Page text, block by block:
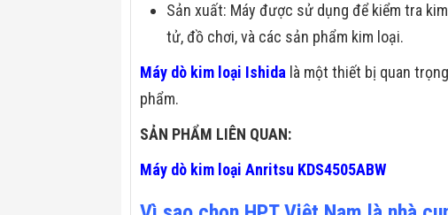
Sản xuất: Máy được sử dụng để kiểm tra
tử, đồ chơi, và các sản phẩm kim loại.
Máy dò kim loại Ishida là một thiết bị quan
phẩm.
SẢN PHẨM LIÊN QUAN:
Máy dò kim loại Anritsu KDS4505ABW